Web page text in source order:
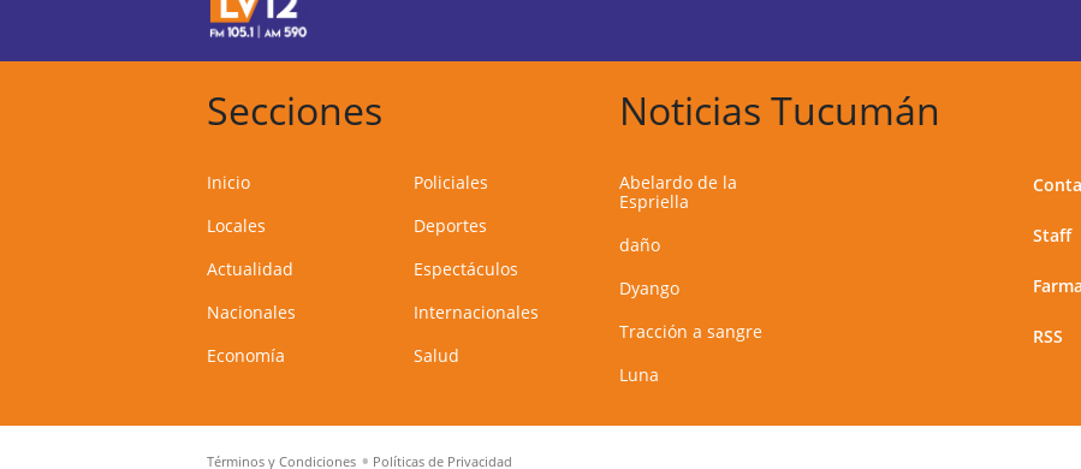
Secciones
Inicio
Locales
Actualidad
Nacionales
Economía
Policiales
Deportes
Espectáculos
Internacionales
Salud
Noticias Tucumán
Abelardo de la
Espriella
daño
Dyango
Tracción a sangre
Luna
Staff
RSS
Términos y Condiciones Políticas de Privacidad